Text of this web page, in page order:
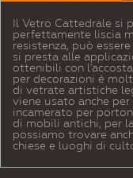
Il Vetro Cattedrale si
perfettamente liscia
resistenza, può
si presta alle
ottenibili con
per decorazioni è
di vetrate artistiche
viene usato anche
incamerato per
di mobili antichi, per
possiamo trovare
chiese e luoghi di